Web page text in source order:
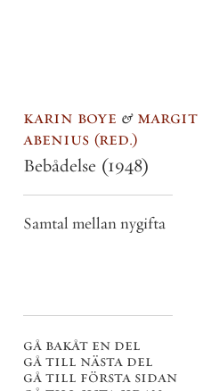
karin boye & margit
abenius red.
Bebådelse (1948)
Samtal mellan nygifta
gå bakåt en del
gå till nästa del
gå till första sidan